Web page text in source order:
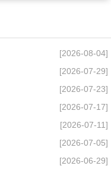
[2026-08-04]
[2026-07-29]
[2026-07-23]
[2026-07-17]
[2026-07-11]
[2026-07-05]
[2026-06-29]